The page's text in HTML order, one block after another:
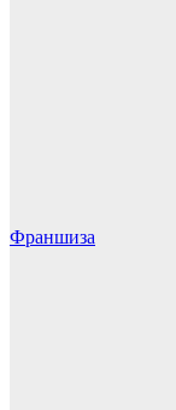
Франшиза